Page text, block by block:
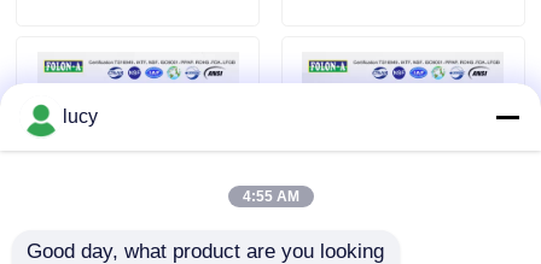
kauçuk halkalar
lucy
4:55 AM
Good day, what product are you looking